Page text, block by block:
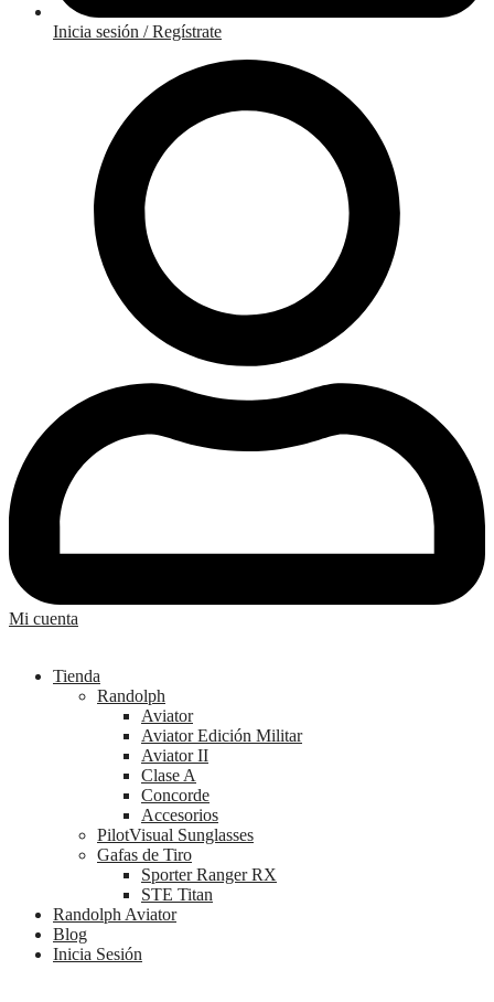
Inicia sesión / Regístrate
Mi cuenta
Tienda
Randolph
Aviator
Aviator Edición Militar
Aviator II
Clase A
Concorde
Accesorios
PilotVisual Sunglasses
Gafas de Tiro
Sporter Ranger RX
STE Titan
Randolph Aviator
Blog
Inicia Sesión